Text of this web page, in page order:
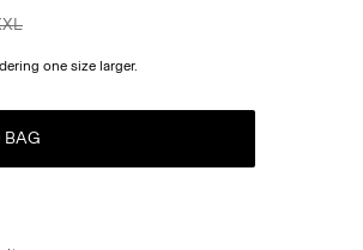
one size larger.
BAG